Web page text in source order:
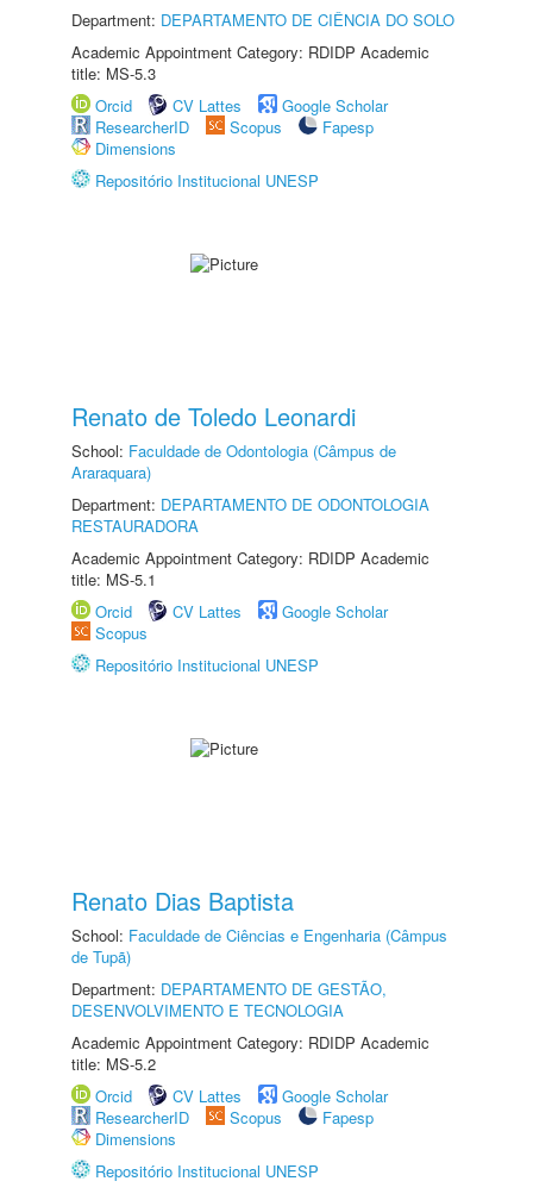
Department: DEPARTAMENTO DE CIÊNCIA DO SOLO
Academic Appointment Category: RDIDP Academic
title: MS-5.3
Orcid
CV Lattes
Google Scholar
ResearcherID
Scopus
Fapesp
Dimensions
Repositório Institucional UNESP
Renato de Toledo Leonardi
School: Faculdade de Odontologia (Câmpus de
Araraquara)
Department: DEPARTAMENTO DE ODONTOLOGIA
RESTAURADORA
Academic Appointment Category: RDIDP Academic
title: MS-5.1
Orcid
CV Lattes
Google Scholar
Scopus
Repositório Institucional UNESP
Renato Dias Baptista
School: Faculdade de Ciências e Engenharia (Câmpus
de Tupã)
Department: DEPARTAMENTO DE GESTÃO,
DESENVOLVIMENTO E TECNOLOGIA
Academic Appointment Category: RDIDP Academic
title: MS-5.2
Orcid
CV Lattes
Google Scholar
ResearcherID
Scopus
Fapesp
Dimensions
Repositório Institucional UNESP